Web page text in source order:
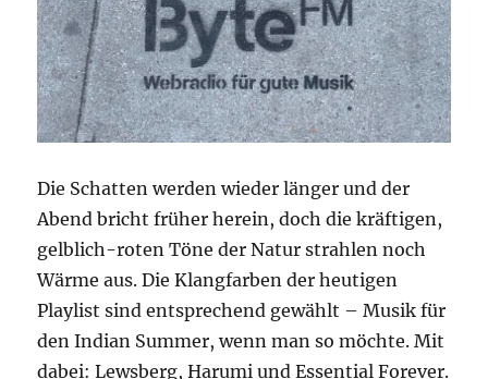
Die Schatten werden wieder länger und der
Abend bricht früher herein, doch die kräftigen,
gelblich-roten Töne der Natur strahlen noch
Wärme aus. Die Klangfarben der heutigen
Playlist sind entsprechend gewählt – Musik für
den Indian Summer, wenn man so möchte. Mit
dabei: Lewsberg, Harumi und Essential Forever.